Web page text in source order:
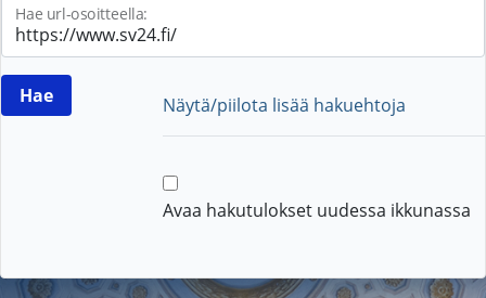
Hae url-osoitteella:
Näytä/piilota lisää hakuehtoja
Avaa hakutulokset uudessa ikkunassa